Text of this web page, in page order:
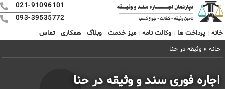
021-91096101
093-39535772
خانه
پرداخت ها وکالت نامه میز خدمت وبلاگ همکاری
تماس
خانه » وثیقه در حنا
اجاره فوری سند و وثیقه در حنا